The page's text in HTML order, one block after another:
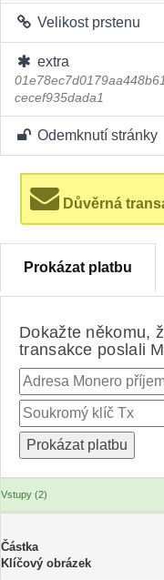
Velikost prstenu
extra
cecef935dada1
Odemknutí stránky
Důvěrná
Prokázat platbu
Dokažte někomu,
transakce poslali
Vstupy (2)
Částka
Klíčový obrázek